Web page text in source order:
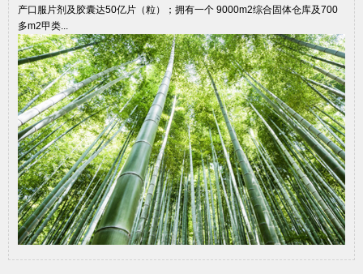
产口服片剂及胶囊达50亿片（粒）；拥有一个 9000m2综合固体仓库及700
多m2甲类...